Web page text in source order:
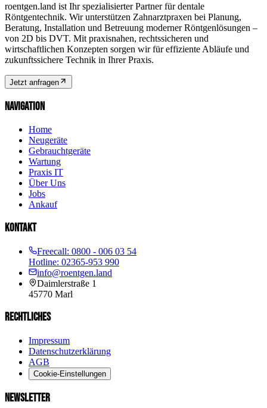
roentgen.land ist Ihr spezialisierter Partner für dentale
Röntgentechnik. Wir unterstützen Zahnarztpraxen bei Planung,
Beratung, Installation und Betreuung moderner Röntgenlösungen –
von 2D bis DVT. Mit praxisnahen, rechtssicheren und
wirtschaftlichen Konzepten sorgen wir für effiziente Abläufe und
zukunftssichere Technik in Ihrer Praxis.
Jetzt anfragen
NAVIGATION
Home
Neugeräte
Gebrauchtgeräte
Wartung
Praxis IT
Über Uns
Jobs
Ankauf
KONTAKT
Freecall: 0800 - 006 03 54
Hotline: 02365-953 990
info@roentgen.land
Daimlerstraße 1
45770 Marl
RECHTLICHES
Impressum
Datenschutzerklärung
AGB
Cookie-Einstellungen
NEWSLETTER